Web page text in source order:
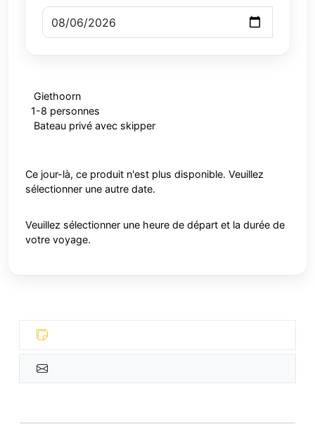
Giethoorn
1-8 personnes
Bateau privé avec skipper
Ce jour-là, ce produit n'est plus disponible. Veuillez
sélectionner une autre date.
Veuillez sélectionner une heure de départ et la durée de
votre voyage.